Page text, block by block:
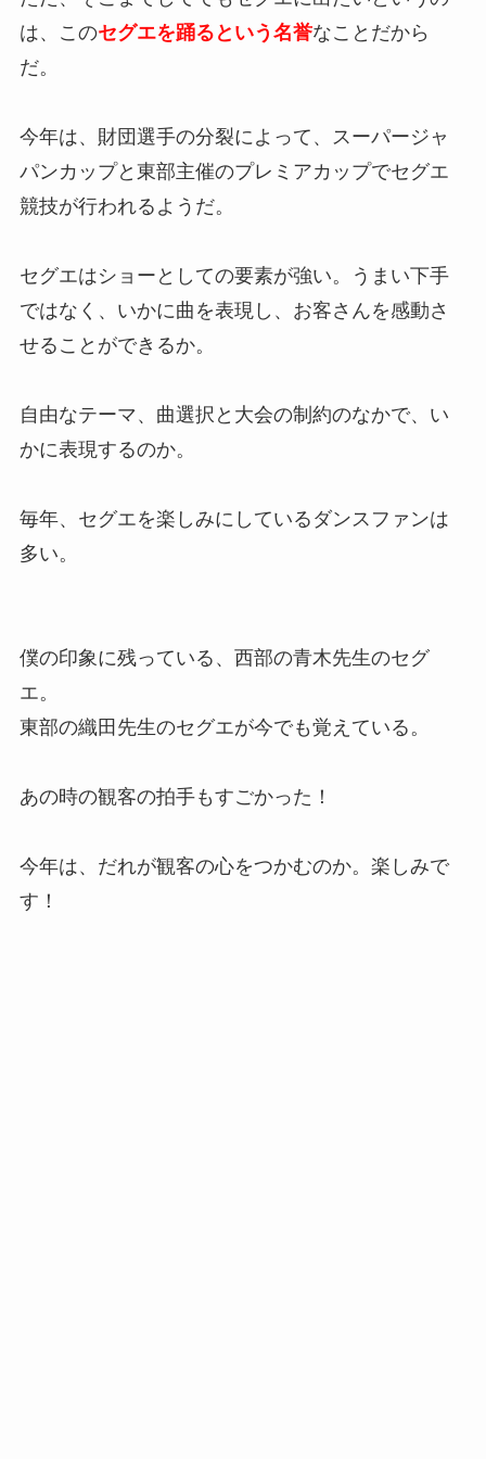
は、このセグエを踊るという名誉なことだから
だ。
今年は、財団選手の分裂によって、スーパージャ
パンカップと東部主催のプレミアカップでセグエ
競技が行われるようだ。
セグエはショーとしての要素が強い。うまい下手
ではなく、いかに曲を表現し、お客さんを感動さ
せることができるか。
自由なテーマ、曲選択と大会の制約のなかで、い
かに表現するのか。
毎年、セグエを楽しみにしているダンスファンは
多い。
僕の印象に残っている、西部の青木先生のセグ
エ。
東部の織田先生のセグエが今でも覚えている。
あの時の観客の拍手もすごかった！
今年は、だれが観客の心をつかむのか。楽しみで
す！